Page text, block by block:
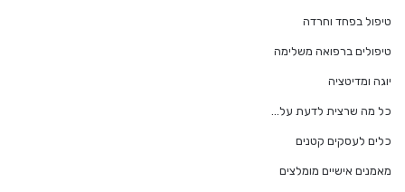
טיפול בפחד וחרדה
טיפולים ברפואה משלימה
יוגה ומדיטציה
כל מה שרצית לדעת על…
כלים לעסקים קטנים
מאמנים אישיים מומלצים